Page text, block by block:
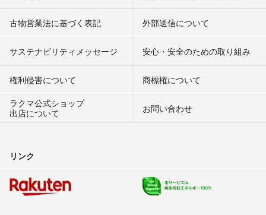
古物営業法に基づく表記 外部送信について
サステナビリティメッセージ 安心・安全のための取り組み
権利侵害について
商標権について
ラクマ公式ショップ
出店について
お問い合わせ
リンク